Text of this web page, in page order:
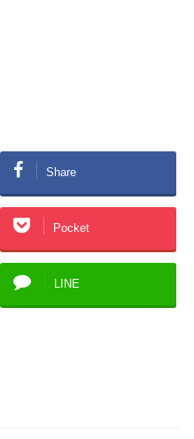
Share
Pocket
LINE